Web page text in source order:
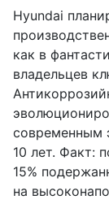
Hyundai
как в
владельцев
современным
10 лет. Факт:
15%
на